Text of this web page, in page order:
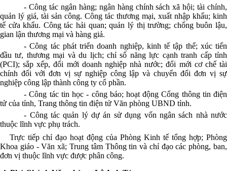
- Công tác ngân hàng; ngân hàng chính sách xã hội; tài chính,
quản lý giá, tài sản công. Công tác thương mại, xuất nhập khẩu; kinh
tế cửa khẩu. Công tác hải quan; quản lý thị trường; chống buôn lậu,
gian lận thương mại và hàng giả.
- Công tác phát triển doanh nghiệp, kinh tế tập thể; xúc tiến
đầu tư, thương mại và du lịch; chỉ số năng lực cạnh tranh cấp tỉnh
(PCI); sắp xếp, đổi mới doanh nghiệp nhà nước; đổi mới cơ chế tài
chính đối với đơn vị sự nghiệp công lập và chuyển đổi đơn vị sự
nghiệp công lập thành công ty cổ phần.
- Công tác tin học - công báo; hoạt động Cổng thông tin điện
tử của tỉnh, Trang thông tin điện tử Văn phòng UBND tỉnh.
- Công tác quản lý dự án sử dụng vốn ngân sách nhà nước
thuộc lĩnh vực phụ trách.
Trực tiếp chỉ đạo hoạt động của Phòng Kinh tế tổng hợp; Phòng
Khoa giáo - Văn xã; Trung tâm Thông tin và chỉ đạo các phòng, ban,
đơn vị thuộc lĩnh vực được phân công.